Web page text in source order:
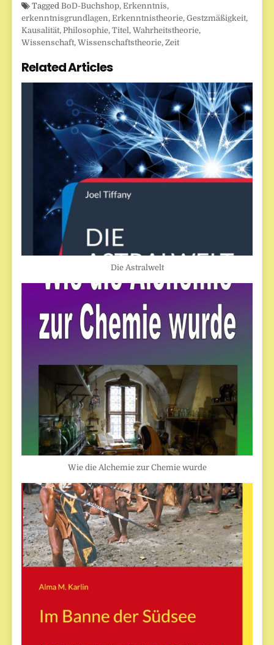
Tagged BoD-Buchshop,Erkenntnis,
erkenntnisgrundlagen,Erkenntnistheorie,Gestzmäßigkeit,
Kausalität, Philosophie,Titel ,Wahrheitstheorie,
Wissenschaft,Wissenschaftstheorie, Zeit
Related Articles
Die Astralwelt
Wie die Alchemie zur Chemie wurde